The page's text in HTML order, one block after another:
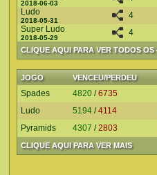
CLIQUE AQUI PARA VER TODOS OS
2018-06-03
Ludo
2018-05-31
4
Super Ludo
2018-05-29
4
JOGO VENCEU/PERDEU
CLIQUE AQUI PARA VER MAIS
Spades 4820 /6735
Ludo
5194 /4114
Pyramids
4307 /2803